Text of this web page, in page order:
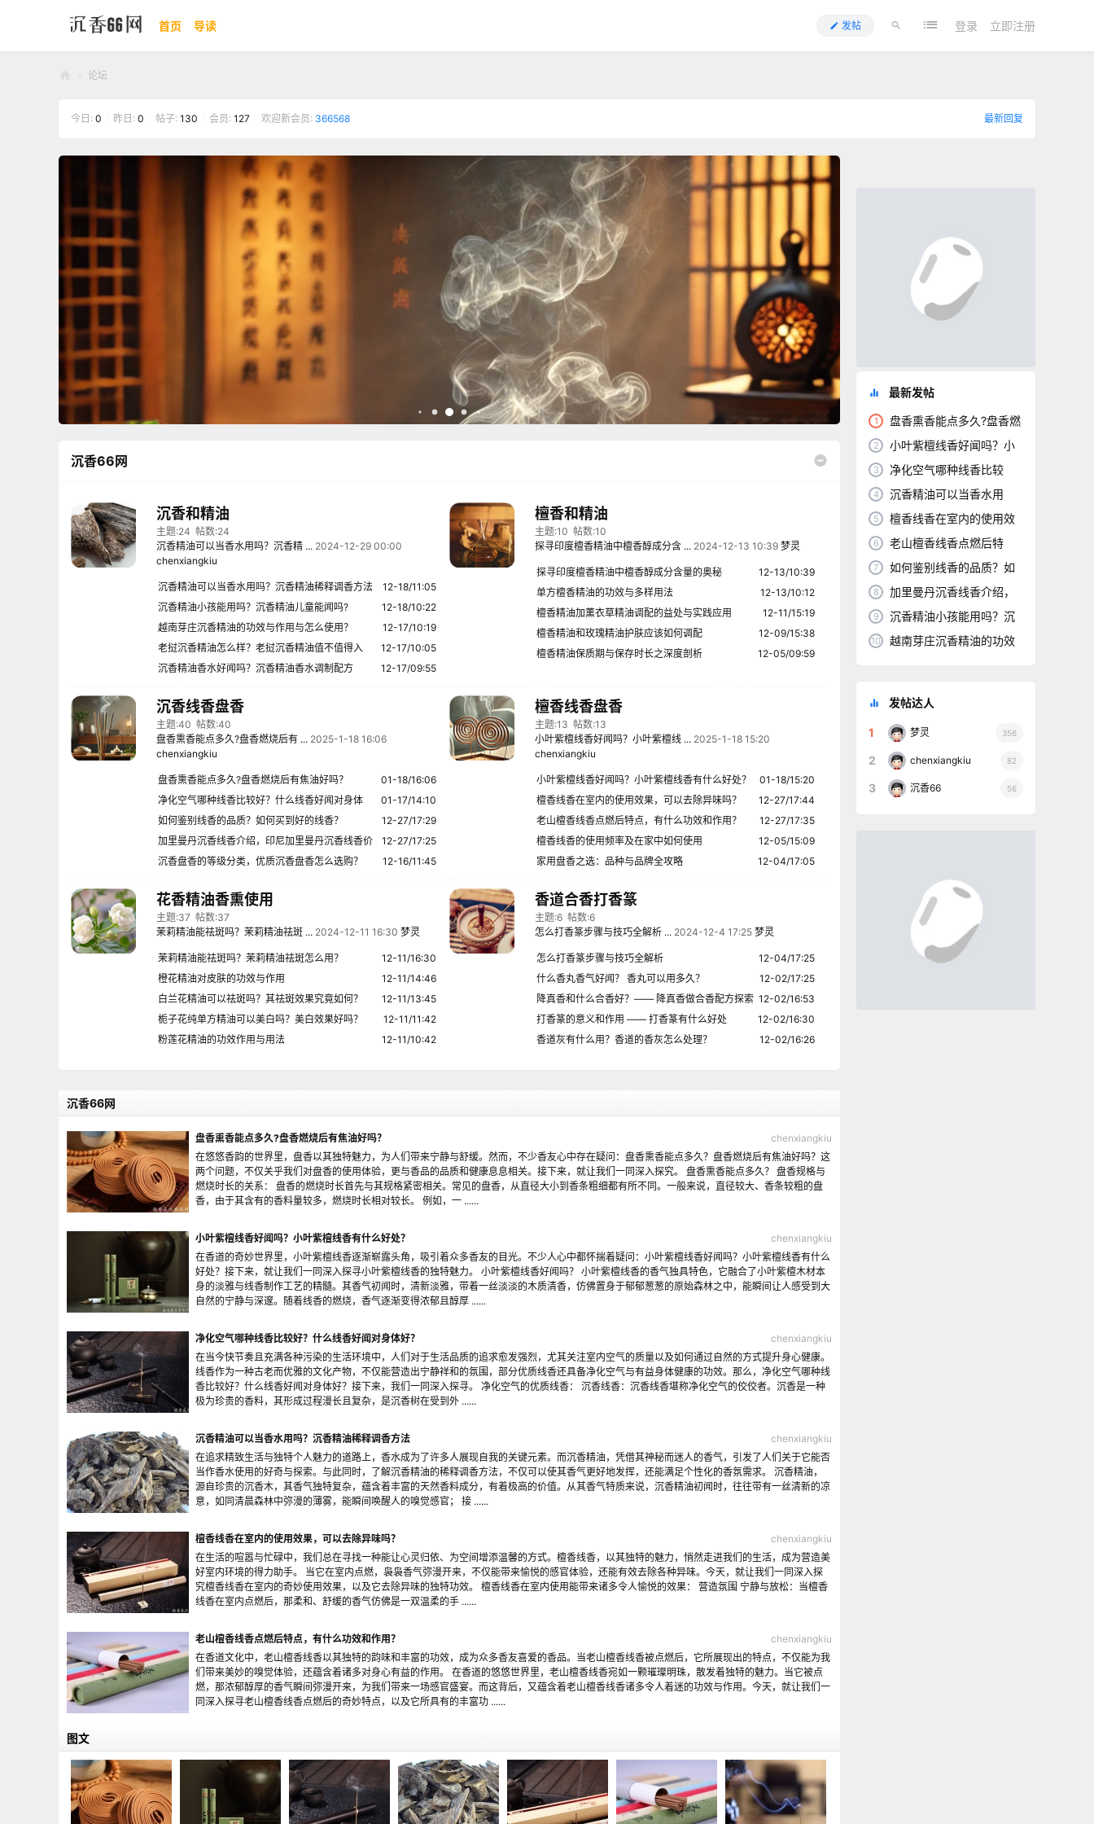
首页 导读 登录 立即注册
发帖
论坛
今日: 0 昨日: 0 帖子: 130 会员: 127 欢迎新会员: 366568 最新回复
沉香66网
沉香和精油
主题:24 帖数:24
沉香精油可以当香水用吗？沉香精 ... 2024-12-29 00:00
chenxiangkiu
12-18/11:05
沉香精油可以当香水用吗？沉香精油稀释调香方法
12-18/10:22
沉香精油小孩能用吗？沉香精油儿童能闻吗?
12-17/10:19
越南芽庄沉香精油的功效与作用与怎么使用？
12-17/10:05
老挝沉香精油怎么样？老挝沉香精油值不值得入
手？
12-17/09:55
沉香精油香水好闻吗？沉香精油香水调制配方
檀香和精油
主题:10 帖数:10
探寻印度檀香精油中檀香醇成分含 ... 2024-12-13 10:39 梦灵
12-13/10:39
探寻印度檀香精油中檀香醇成分含量的奥秘
12-13/10:12
单方檀香精油的功效与多样用法
12-11/15:19
檀香精油加薰衣草精油调配的益处与实践应用
12-09/15:38
檀香精油和玫瑰精油护肤应该如何调配
12-05/09:59
檀香精油保质期与保存时长之深度剖析
沉香线香盘香
主题:40 帖数:40
盘香熏香能点多久?盘香燃烧后有 ... 2025-1-18 16:06
chenxiangkiu
01-18/16:06
盘香熏香能点多久?盘香燃烧后有焦油好吗？
01-17/14:10
净化空气哪种线香比较好？什么线香好闻对身体
好？
12-27/17:29
如何鉴别线香的品质？如何买到好的线香？
12-27/17:25
加里曼丹沉香线香介绍，印尼加里曼丹沉香线香价
格
12-16/11:45
沉香盘香的等级分类，优质沉香盘香怎么选购？
檀香线香盘香
主题:13 帖数:13
小叶紫檀线香好闻吗？小叶紫檀线 ... 2025-1-18 15:20
chenxiangkiu
01-18/15:20
小叶紫檀线香好闻吗？小叶紫檀线香有什么好处？
12-27/17:44
檀香线香在室内的使用效果，可以去除异味吗？
12-27/17:35
老山檀香线香点燃后特点，有什么功效和作用？
12-05/15:09
檀香线香的使用频率及在家中如何使用
12-04/17:05
家用盘香之选：品种与品牌全攻略
花香精油香熏使用
主题:37 帖数:37
茉莉精油能祛斑吗？茉莉精油祛斑 ... 2024-12-11 16:30 梦灵
12-11/16:30
茉莉精油能祛斑吗？茉莉精油祛斑怎么用？
12-11/14:46
橙花精油对皮肤的功效与作用
12-11/13:45
白兰花精油可以祛斑吗？其祛斑效果究竟如何？
12-11/11:42
栀子花纯单方精油可以美白吗？美白效果好吗？
12-11/10:42
粉莲花精油的功效作用与用法
香道合香打香篆
主题:6 帖数:6
怎么打香篆步骤与技巧全解析 ... 2024-12-4 17:25 梦灵
12-04/17:25
怎么打香篆步骤与技巧全解析
12-02/17:25
什么香丸香气好闻？ 香丸可以用多久？
12-02/16:53
降真香和什么合香好？—— 降真香做合香配方探索
12-02/16:30
打香篆的意义和作用 —— 打香篆有什么好处
12-02/16:26
香道灰有什么用？香道的香灰怎么处理？
沉香66网
chenxiangkiu
盘香熏香能点多久?盘香燃烧后有焦油好吗？
在悠悠香韵的世界里，盘香以其独特魅力，为人们带来宁静与舒缓。然而，不少香友心中存在疑问：盘香熏香能点多久？盘香燃烧后有焦油好吗？这
两个问题，不仅关乎我们对盘香的使用体验，更与香品的品质和健康息息相关。接下来，就让我们一同深入探究。 盘香熏香能点多久？ 盘香规格与
燃烧时长的关系： 盘香的燃烧时长首先与其规格紧密相关。常见的盘香，从直径大小到香条粗细都有所不同。一般来说，直径较大、香条较粗的盘
香，由于其含有的香料量较多，燃烧时长相对较长。 例如，一 ......
chenxiangkiu
小叶紫檀线香好闻吗？小叶紫檀线香有什么好处？
在香道的奇妙世界里，小叶紫檀线香逐渐崭露头角，吸引着众多香友的目光。不少人心中都怀揣着疑问：小叶紫檀线香好闻吗？小叶紫檀线香有什么
好处？接下来，就让我们一同深入探寻小叶紫檀线香的独特魅力。 小叶紫檀线香好闻吗？ 小叶紫檀线香的香气独具特色，它融合了小叶紫檀木材本
身的淡雅与线香制作工艺的精髓。其香气初闻时，清新淡雅，带着一丝淡淡的木质清香，仿佛置身于郁郁葱葱的原始森林之中，能瞬间让人感受到大
自然的宁静与深邃。随着线香的燃烧，香气逐渐变得浓郁且醇厚 ......
chenxiangkiu
净化空气哪种线香比较好？什么线香好闻对身体好？
在当今快节奏且充满各种污染的生活环境中，人们对于生活品质的追求愈发强烈，尤其关注室内空气的质量以及如何通过自然的方式提升身心健康。
线香作为一种古老而优雅的文化产物，不仅能营造出宁静祥和的氛围，部分优质线香还具备净化空气与有益身体健康的功效。那么，净化空气哪种线
香比较好？什么线香好闻对身体好？接下来，我们一同深入探寻。 净化空气的优质线香： 沉香线香：沉香线香堪称净化空气的佼佼者。沉香是一种
极为珍贵的香料，其形成过程漫长且复杂，是沉香树在受到外 ......
chenxiangkiu
沉香精油可以当香水用吗？沉香精油稀释调香方法
在追求精致生活与独特个人魅力的道路上，香水成为了许多人展现自我的关键元素。而沉香精油，凭借其神秘而迷人的香气，引发了人们关于它能否
当作香水使用的好奇与探索。与此同时，了解沉香精油的稀释调香方法，不仅可以使其香气更好地发挥，还能满足个性化的香氛需求。 沉香精油，
源自珍贵的沉香木，其香气独特复杂，蕴含着丰富的天然香料成分，有着极高的价值。从其香气特质来说，沉香精油初闻时，往往带有一丝清新的凉
意，如同清晨森林中弥漫的薄雾，能瞬间唤醒人的嗅觉感官； 接 ......
chenxiangkiu
檀香线香在室内的使用效果，可以去除异味吗？
在生活的喧嚣与忙碌中，我们总在寻找一种能让心灵归依、为空间增添温馨的方式。檀香线香，以其独特的魅力，悄然走进我们的生活，成为营造美
好室内环境的得力助手。 当它在室内点燃，袅袅香气弥漫开来，不仅能带来愉悦的感官体验，还能有效去除各种异味。今天，就让我们一同深入探
究檀香线香在室内的奇妙使用效果，以及它去除异味的独特功效。 檀香线香在室内使用能带来诸多令人愉悦的效果： 营造氛围 宁静与放松：当檀香
线香在室内点燃后，那柔和、舒缓的香气仿佛是一双温柔的手 ......
chenxiangkiu
老山檀香线香点燃后特点，有什么功效和作用？
在香道文化中，老山檀香线香以其独特的韵味和丰富的功效，成为众多香友喜爱的香品。当老山檀香线香被点燃后，它所展现出的特点，不仅能为我
们带来美妙的嗅觉体验，还蕴含着诸多对身心有益的作用。 在香道的悠悠世界里，老山檀香线香宛如一颗璀璨明珠，散发着独特的魅力。当它被点
燃，那浓郁醇厚的香气瞬间弥漫开来，为我们带来一场感官盛宴。而这背后，又蕴含着老山檀香线香诸多令人着迷的功效与作用。今天，就让我们一
同深入探寻老山檀香线香点燃后的奇妙特点，以及它所具有的丰富功 ......
图文
最新发帖
1
盘香熏香能点多久?盘香燃
烧后有焦油好吗？
2
小叶紫檀线香好闻吗？小
叶紫檀线香有什么好
3
净化空气哪种线香比较
好？什么线香好闻对身
4
沉香精油可以当香水用
吗？沉香精油稀释调香
5
檀香线香在室内的使用效
果，可以去除异味吗
6
老山檀香线香点燃后特
点，有什么功效和作用
7
如何鉴别线香的品质？如
何买到好的线香？
8
加里曼丹沉香线香介绍，
印尼加里曼丹沉香线
9
沉香精油小孩能用吗？沉
香精油儿童能闻吗?
10
越南芽庄沉香精油的功效
发帖达人
356
1 梦灵
82
2 chenxiangkiu
56
3 沉香66